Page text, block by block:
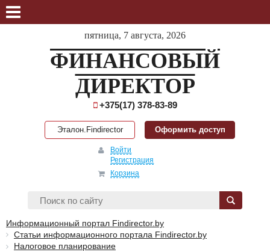
пятница, 7 августа, 2026
ФИНАНСОВЫЙ
ДИРЕКТОР
+375(17) 378-83-89
Эталон.Findirector Оформить доступ
Войти
Регистрация
Корзина
Информационный портал Findirector.by
Статьи информационного портала Findirector.by
Налоговое планирование